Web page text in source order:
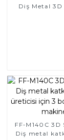
Diş Metal 3D
FF-M140C 3D
Diş metal